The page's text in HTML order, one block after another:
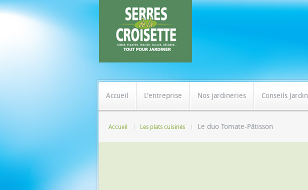
Accueil L'entreprise Nos jardineries Conseils Jardin
Accueil Les plats cuisinés Le duo Tomate-Pâtisson